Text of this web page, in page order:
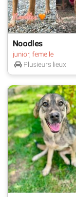
Noodles
junior, femelle
Plusieurs lieux